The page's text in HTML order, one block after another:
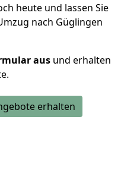
heute und lassen Sie
nach Güglingen
aus und erhalten
erhalten